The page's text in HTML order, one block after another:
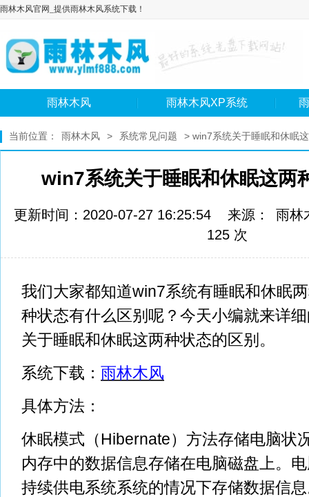
雨林木风官网_提供雨林木风系统下载！
雨林木风 雨林木风XP系统
当前位置： 雨林木风 > 系统常见问题 > win7系统关于睡眠和休眠
win7系统关于睡眠和休眠这两
更新时间：2020-07-27 16:25:54 来源：
雨林
125 次
我们大家都知道win7系统有睡眠和休眠
种状态有什么区别呢？今天小编就来详
关于睡眠和休眠这两种状态的区别。
系统下载： 雨林木风
具体方法：
休眠模式（Hibernate）方法存储电脑状
内存中的数据信息存储在电脑磁盘上。
持续供电系统系统的情况下存储数据信